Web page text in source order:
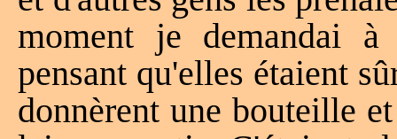
moment je demandai
pensant qu'elles étaient
donnèrent une bouteille